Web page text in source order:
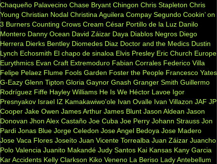
Chaqueño Palavecino Chase Bryant Chingon Chris Stapleton Chris
Young Christian Nodal Christina Aguilera Compay Segundo Cookin’ on
3 Burners Counting Crows Cream César Portillo de la Luz Danilo
Montero Danny Ocean David Záizar Daya Diablos Negros Diego
Herrera Dierks Bentley Diomedes Diaz Doctor and the Medics Dustin
Lynch Echosmith El chapo de sinaloa Elvis Presley Eric Church Europe
Eurythmics Evan Craft Extremoduro Fabian Corrales Federico Villa
Felipe Pelaez Flume Fools Garden Foster the People Francesco Yates
G-Eazy Glenn Tipton Gloria Gaynor Gnash Granger Smith Guillermo
Rodríguez Fiffe Hayley Williams He Is We Héctor Lavoe Igor
Presnyakov Israel IZ Kamakawiwo'ole Ivan Ovalle Ivan Villazon JAF JP
Cooper Jake Owen James Arthur James Blunt Jason Aldean Jason
Donovan Jhon Alex Castaño Joe Cuba Joe Perry Johann Strauss Jon
Pardi Jonas Blue Jorge Celedon Jose Angel Bedoya Jose Madero
Jose Vaca Flores Joseíto Juan Vicente Torrealba Juan Záizar Juancho
Polo Valencia Juanito Makandé Judy Santos Kai Kansas Kany Garcia
Kar Accidents Kelly Clarkson Kiko Veneno La Beriso Lady Antebellum